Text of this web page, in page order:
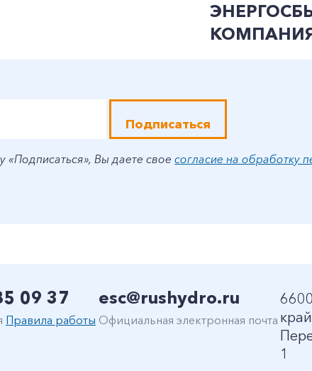
Подписаться
«Подписаться», Вы даете своесогласие на обработку
09 37
Правила работы
esc@rushydro.ru
Официальная электронная почта
1